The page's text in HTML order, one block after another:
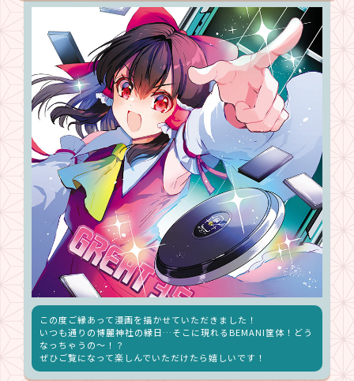
この度ご縁あって漫画を描かせていただきました！
いつも通りの博麗神社の縁日…そこに現れるBEMANI筐体！どう
なっちゃうの～！？
ぜひご覧になって楽しんでいただけたら嬉しいです！